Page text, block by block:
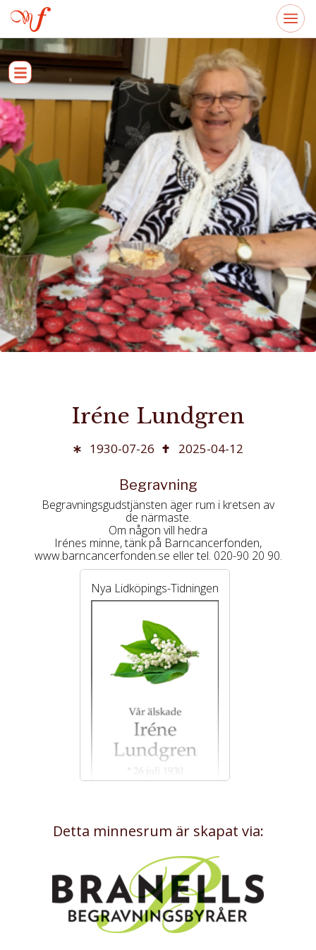
Iréne Lundgren
1930-07-26 2025-04-12
Begravning
Begravningsgudstjänsten äger rum i kretsen av
de närmaste.
Om någon vill hedra
Irénes minne, tänk på Barncancerfonden,
www.barncancerfonden.se eller tel. 020-90 20 90.
Nya Lidköpings-Tidningen
Detta minnesrum är skapat via: